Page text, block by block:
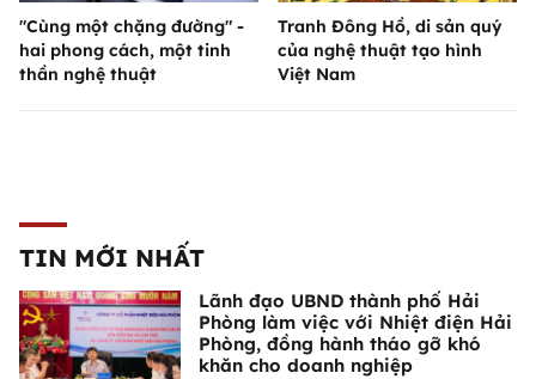
"Cùng một chặng đường" -
hai phong cách, một tinh
thần nghệ thuật
Tranh Đông Hồ, di sản quý
của nghệ thuật tạo hình
Việt Nam
TIN MỚI NHẤT
Lãnh đạo UBND thành phố Hải
Phòng làm việc với Nhiệt điện Hải
Phòng, đồng hành tháo gỡ khó
khăn cho doanh nghiệp